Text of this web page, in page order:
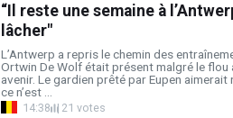
“Il reste une semaine à
lâcher"
L’Antwerp a repris le chemin des
Ortwin De Wolf était présent malgré le flou
avenir. Le gardien prêté par Eupen aimerait
ce n’est ...
14:38 21 votes